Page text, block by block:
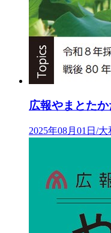
広報やまとた
2025年08月01日/